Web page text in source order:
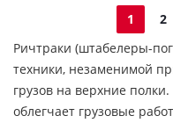
1 2
Ричтраки (штабелеры-
техники, незаменимой
грузов на верхние
облегчает грузовые